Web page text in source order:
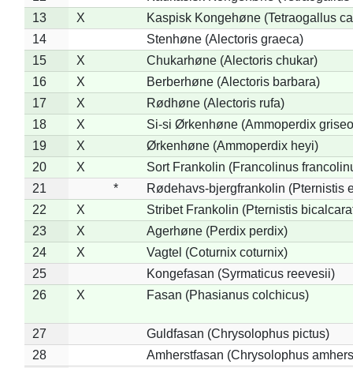
13
X
Kaspisk Kongehøne (Tetraogallus
14
Stenhøne (Alectoris graeca)
15
X
Chukarhøne (Alectoris chukar)
16
X
Berberhøne (Alectoris barbara)
17
X
Rødhøne (Alectoris rufa)
18
X
Si-si Ørkenhøne (Ammoperdix
19
X
Ørkenhøne (Ammoperdix heyi)
20
X
Sort Frankolin (Francolinus
21
*
Rødehavs-bjergfrankolin (Pternistis
22
X
Stribet Frankolin (Pternistis
23
X
Agerhøne (Perdix perdix)
24
X
Vagtel (Coturnix coturnix)
25
Kongefasan (Syrmaticus reevesii)
26
X Fasan (Phasianus colchicus)
27
Guldfasan (Chrysolophus pictus)
28
Amherstfasan (Chrysolophus